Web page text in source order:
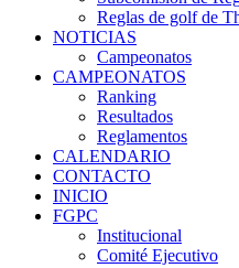
Reglas de golf de
NOTICIAS
Campeonatos
CAMPEONATOS
Ranking
Resultados
Reglamentos
CALENDARIO
CONTACTO
INICIO
FGPC
Institucional
Comité Ejecutivo